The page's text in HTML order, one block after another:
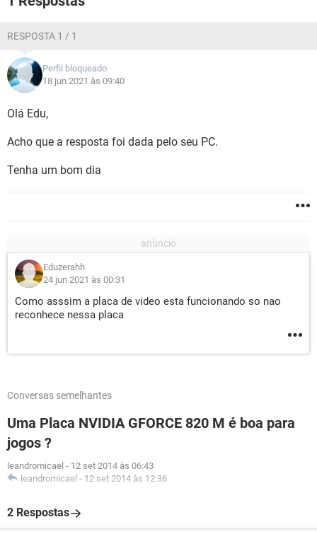
RESPOSTA 1 / 1
Perfil bloqueado
18 jun 2021 às 09:40
Olá Edu,
Acho que a resposta foi dada pelo seu PC.
Tenha um bom dia
Eduzerahh
24 jun 2021 às 00:31
Como asssim a placa de video esta funcionando so nao
reconhece nessa placa
Conversas semelhantes
Uma Placa NVIDIA GFORCE 820 M é boa para
jogos ?
leandromicael - 12 set 2014 às 06:43
leandromicael - 12 set 2014 às 12:36
2 Respostas